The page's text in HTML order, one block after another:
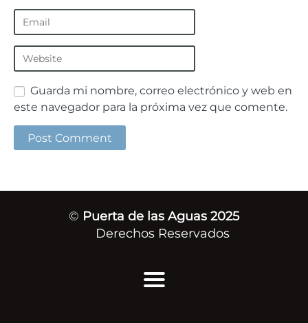
Guarda mi nombre, correo electrónico y web en
este navegador para la próxima vez que comente.
© Puerta de las Aguas 2025
Derechos Reservados